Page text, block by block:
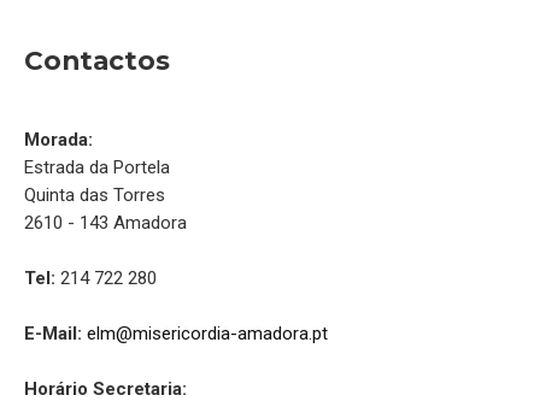
Contactos
Morada:
Estrada da Portela
Quinta das Torres
2610 - 143 Amadora
Tel: 214 722 280
E-Mail: elm@misericordia-amadora.pt
Horário Secretaria: